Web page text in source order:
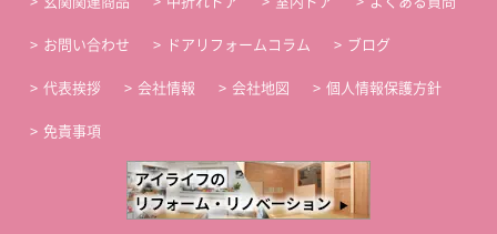
お問い合わせ ドアリフォームコラム ブログ
代表挨拶 会社情報 会社地図 個人情報保護方針
免責事項